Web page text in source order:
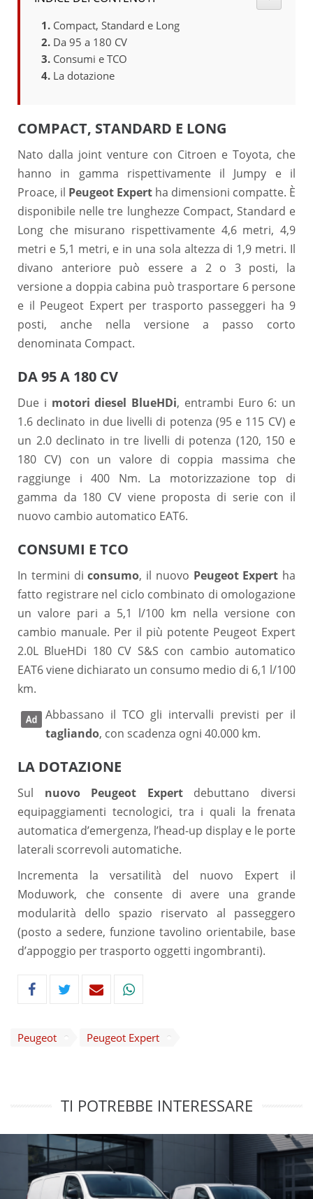
Compact, Standard e Long
Da 95 a 180 CV
Consumi e TCO
La dotazione
COMPACT, STANDARD E LONG
Nato dalla joint venture con Citroen e Toyota, che
hanno in gamma rispettivamente il Jumpy e il
Proace, il Peugeot Expert ha dimensioni compatte. È
disponibile nelle tre lunghezze Compact, Standard e
Long che misurano rispettivamente 4,6 metri, 4,9
metri e 5,1 metri, e in una sola altezza di 1,9 metri. Il
divano anteriore può essere a 2 o 3 posti, la
versione a doppia cabina può trasportare 6 persone
e il Peugeot Expert per trasporto passeggeri ha 9
posti, anche nella versione a passo corto
denominata Compact.
DA 95 A 180 CV
Due i motori diesel BlueHDi, entrambi Euro 6: un
1.6 declinato in due livelli di potenza (95 e 115 CV) e
un 2.0 declinato in tre livelli di potenza (120, 150 e
180 CV) con un valore di coppia massima che
raggiunge i 400 Nm. La motorizzazione top di
gamma da 180 CV viene proposta di serie con il
nuovo cambio automatico EAT6.
CONSUMI E TCO
In termini diconsumo, il nuovo Peugeot Expert ha
fatto registrare nel ciclo combinato di omologazione
un valore pari a 5,1 l/100 km nella versione con
cambio manuale. Per il più potente Peugeot Expert
2.0L BlueHDi 180 CV S&S con cambio automatico
EAT6 viene dichiarato un consumo medio di 6,1 l/100
km.
Abbassano il TCO gli intervalli previsti per il
tagliando, con scadenza ogni 40.000 km.
LA DOTAZIONE
Sul nuovo Peugeot Expertdebuttano diversi
equipaggiamenti tecnologici, tra i quali la frenata
automatica d’emergenza, l’head-up display e le porte
laterali scorrevoli automatiche.
Incrementa la versatilità del nuovo Expert il
Moduwork, che consente di avere una grande
modularità dello spazio riservato al passeggero
(posto a sedere, funzione tavolino orientabile, base
d’appoggio per trasporto oggetti ingombranti).
Peugeot Peugeot Expert
TI POTREBBE INTERESSARE